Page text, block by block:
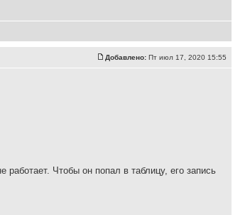
Добавлено: Пт июл 17, 2020 15:55
Чтобы он попал в таблицу, его запись